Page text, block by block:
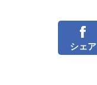
シェア